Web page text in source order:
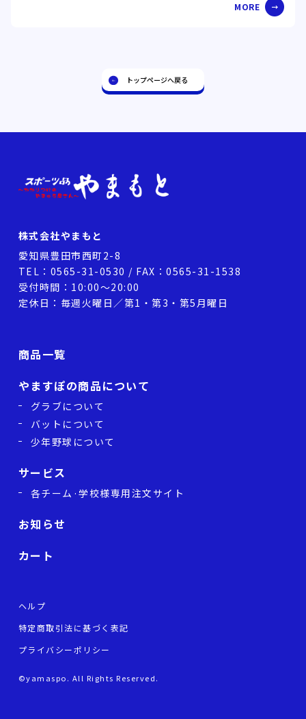
MORE
トップページへ戻る
株式会社やまもと
愛知県豊田市西町2-8
TEL： 0565-31-0530 / FAX：0565-31-1538
受付時間：10:00～20:00
定休日：毎週火曜日／第1・第3・第5月曜日
商品一覧
やますぽの商品について
グラブについて
バットについて
少年野球について
サービス
各チーム·学校様専用注文サイト
お知らせ
カート
ヘルプ
特定商取引法に基づく表記
プライバシーポリシー
©yamaspo. All Rights Reserved.